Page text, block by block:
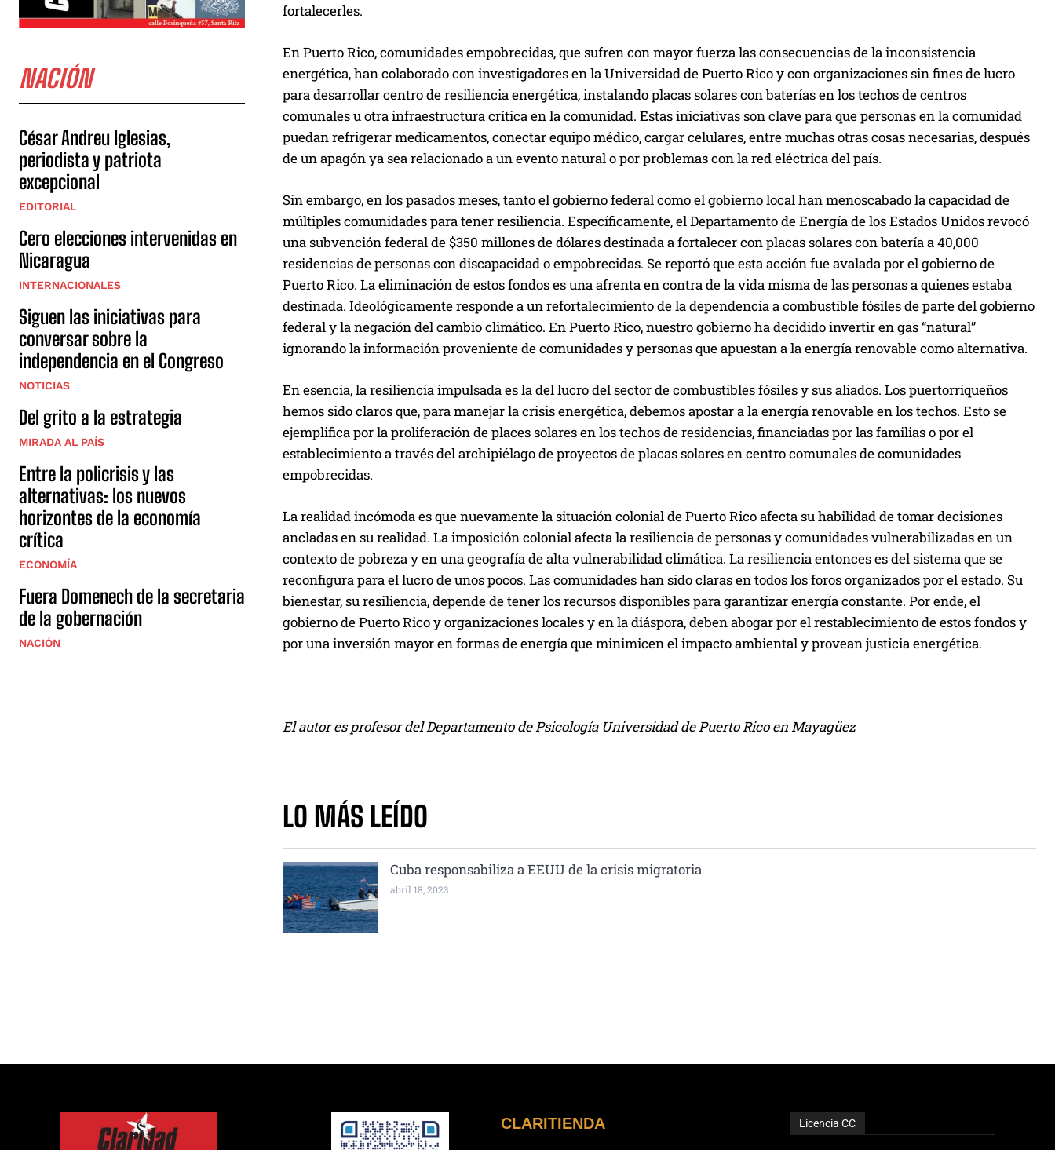
NACIÓN
César Andreu Iglesias,
periodista y patriota
excepcional
EDITORIAL
Cero elecciones intervenidas en
Nicaragua
INTERNACIONALES
Siguen las iniciativas para
conversar sobre la
independencia en el Congreso
NOTICIAS
Del grito a la estrategia
MIRADA AL PAÍS
Entre la policrisis y las
alternativas: los nuevos
horizontes de la economía
crítica
ECONOMÍA
Fuera Domenech de la secretaria
de la gobernación
NACIÓN
fortalecerles.
En Puerto Rico, comunidades empobrecidas, que sufren con mayor fuerza las consecuencias de la inconsistencia
energética, han colaborado con investigadores en la Universidad de Puerto Rico y con organizaciones sin fines de lucro
para desarrollar centro de resiliencia energética, instalando placas solares con baterías en los techos de centros
comunales u otra infraestructura crítica en la comunidad. Estas iniciativas son clave para que personas en la comunidad
puedan refrigerar medicamentos, conectar equipo médico, cargar celulares, entre muchas otras cosas necesarias, después
de un apagón ya sea relacionado a un evento natural o por problemas con la red eléctrica del país.
Sin embargo, en los pasados meses, tanto el gobierno federal como el gobierno local han menoscabado la capacidad de
múltiples comunidades para tener resiliencia. Específicamente, el Departamento de Energía de los Estados Unidos revocó
una subvención federal de $350 millones de dólares destinada a fortalecer con placas solares con batería a 40,000
residencias de personas con discapacidad o empobrecidas. Se reportó que esta acción fue avalada por el gobierno de
Puerto Rico. La eliminación de estos fondos es una afrenta en contra de la vida misma de las personas a quienes estaba
destinada. Ideológicamente responde a un refortalecimiento de la dependencia a combustible fósiles de parte del gobierno
federal y la negación del cambio climático. En Puerto Rico, nuestro gobierno ha decidido invertir en gas “natural”
ignorando la información proveniente de comunidades y personas que apuestan a la energía renovable como alternativa.
En esencia, la resiliencia impulsada es la del lucro del sector de combustibles fósiles y sus aliados. Los puertorriqueños
hemos sido claros que, para manejar la crisis energética, debemos apostar a la energía renovable en los techos. Esto se
ejemplifica por la proliferación de places solares en los techos de residencias, financiadas por las familias o por el
establecimiento a través del archipiélago de proyectos de placas solares en centro comunales de comunidades
empobrecidas.
La realidad incómoda es que nuevamente la situación colonial de Puerto Rico afecta su habilidad de tomar decisiones
ancladas en su realidad. La imposición colonial afecta la resiliencia de personas y comunidades vulnerabilizadas en un
contexto de pobreza y en una geografía de alta vulnerabilidad climática. La resiliencia entonces es del sistema que se
reconfigura para el lucro de unos pocos. Las comunidades han sido claras en todos los foros organizados por el estado. Su
bienestar, su resiliencia, depende de tener los recursos disponibles para garantizar energía constante. Por ende, el
gobierno de Puerto Rico y organizaciones locales y en la diáspora, deben abogar por el restablecimiento de estos fondos y
por una inversión mayor en formas de energía que minimicen el impacto ambiental y provean justicia energética.
El autor es profesor del Departamento de Psicología Universidad de Puerto Rico en Mayagüez
LO MÁS LEÍDO
Cuba responsabiliza a EEUU de la crisis migratoria
abril 18, 2023
CLARITIENDA Licencia CC